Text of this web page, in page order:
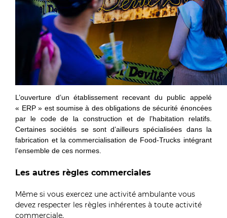
L’ouverture d’un établissement recevant du public appelé
« ERP » est soumise à des obligations de sécurité énoncées
par le code de la construction et de l’habitation relatifs.
Certaines sociétés se sont d’ailleurs spécialisées dans la
fabrication et la commercialisation de Food-Trucks intégrant
l’ensemble de ces normes.
Les autres règles commerciales
Même si vous exercez une activité ambulante vous
devez respecter les règles inhérentes à toute activité
commerciale.